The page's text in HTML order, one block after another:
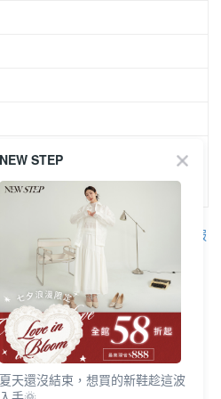
顏色會因拍攝燈光環境或個人螢幕
，而造成部份色差現象，顏色以實
主。
客服
查看全部
NEW STEP
夏天還沒結束，想買的新鞋趁這波